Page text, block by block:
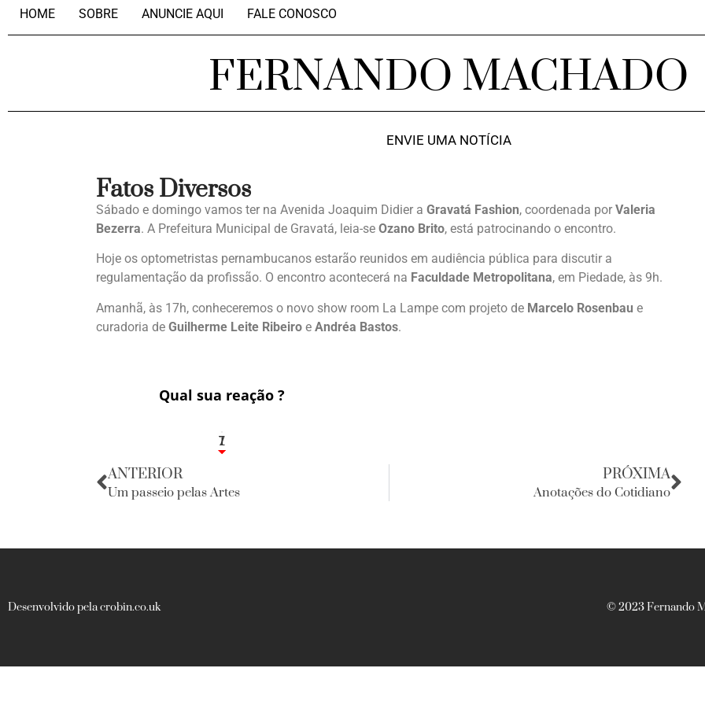
HOME SOBRE ANUNCIE AQUI FALE CONOSCO
FERNANDO MACHADO
ENVIE UMA NOTÍCIA
Fatos Diversos
Sábado e domingo vamos ter na Avenida Joaquim Didier a Gravatá Fashion, coordenada por Valeria
Bezerra. A Prefeitura Municipal de Gravatá, leia-se Ozano Brito, está patrocinando o encontro.
Hoje os optometristas pernambucanos estarão reunidos em audiência pública para discutir a
regulamentação da profissão. O encontro acontecerá na Faculdade Metropolitana, em Piedade, às 9h.
Amanhã, às 17h, conheceremos o novo show room La Lampe com projeto de Marcelo Rosenbau e
curadoria de Guilherme Leite Ribeiro e Andréa Bastos.
Qual sua reação ?
1
7
ANTERIOR
Um passeio pelas Artes
PRÓXIMA
Anotações do Cotidiano
Desenvolvido pela crobin.co.uk © 2023 Fernando